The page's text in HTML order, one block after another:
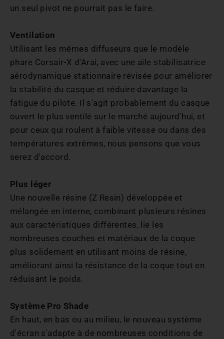
un seul pivot ne pourrait pas le faire.
Ventilation
Utilisant les mêmes diffuseurs que le modèle
phare Corsair-X d'Arai, avec une aile stabilisatrice
aérodynamique stationnaire révisée pour améliorer
la stabilité du casque et réduire davantage la
fatigue du pilote. Il s'agit probablement du casque
ouvert le plus ventilé sur le marché aujourd'hui, et
pour ceux qui roulent à faible vitesse ou dans des
températures extrêmes, nous pensons que vous
serez d'accord.
Plus léger
Une nouvelle résine (Z Resin) développée et
mélangée en interne, combinant plusieurs résines
aux caractéristiques différentes, lie les
nombreuses couches et matériaux de la coque
plus solidement en utilisant moins de résine,
améliorant ainsi la résistance de la coque tout en
réduisant le poids.
Système Pro Shade
En haut, en bas ou au milieu, le nouveau système
d'écran s'adapte à de nombreuses conditions de